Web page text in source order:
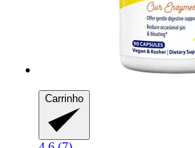
Carrinho